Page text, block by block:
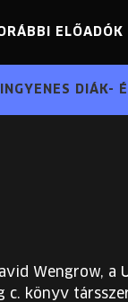
ELŐADÓK
INGYENES DIÁK-
Wengrow, a
c. könyv